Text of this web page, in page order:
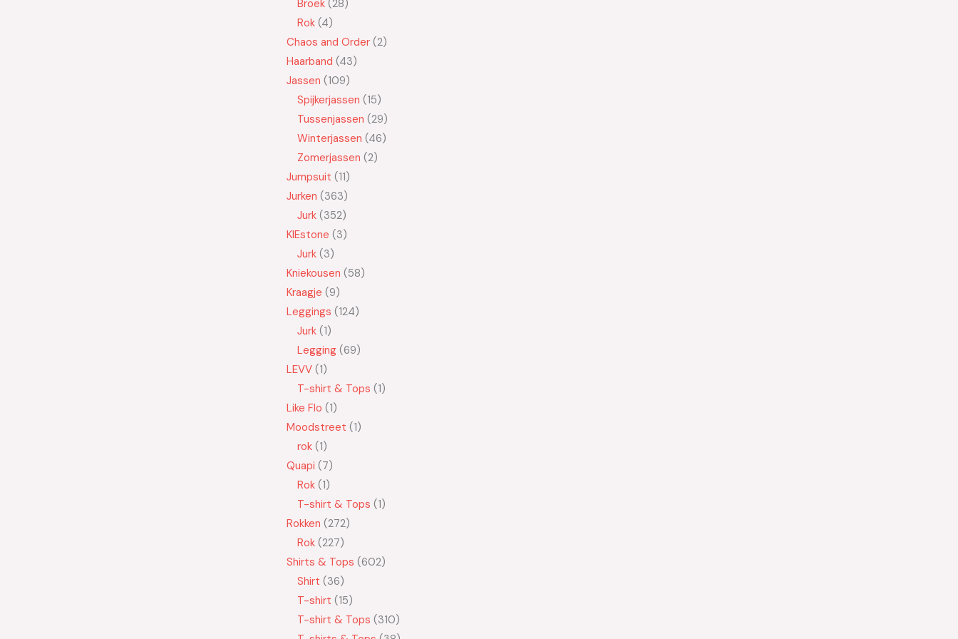
Broek 28
Rok 4
Chaos and Order 2
Haarband 43
Jassen 109
Spijkerjassen 15
Tussenjassen 29
Winterjassen 46
Zomerjassen 2
Jumpsuit 11
Jurken 363
Jurk 352
KIEstone 3
Jurk 3
Kniekousen 58
Kraagje 9
Leggings 124
Jurk 1
Legging 69
LEVV 1
T-shirt & Tops 1
Like Flo 1
Moodstreet 1
rok 1
Quapi 7
Rok 1
T-shirt & Tops 1
Rokken 272
Rok 227
Shirts & Tops 602
Shirt 36
T-shirt 15
T-shirt & Tops 310